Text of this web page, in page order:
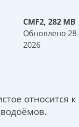
CMF2, 282 MB
Обновлено 28
2026
относится